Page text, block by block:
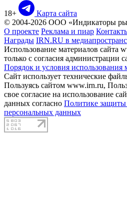
18+
Карта сайта
© 2004-2026 ООО «Индикаторы
О проекте Реклама и пиар
Награды IRN.RU в
Использование материалов сайта
только с согласия
Порядок и условия использования
Сайт использует технические
Пользуясь сайтом www.irn.ru,
свое согласие на использование
данных согласно Политике защиты
персональных данных